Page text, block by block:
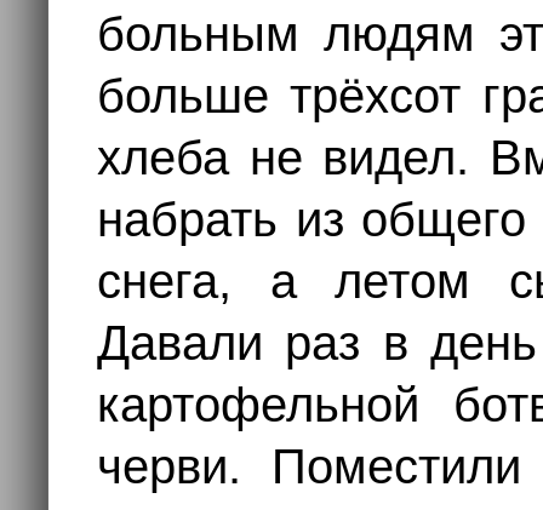
больным людям
больше трёхсот
хлеба не видел.
набрать из
снега, а летом
Давали раз в
картофельной
черви.